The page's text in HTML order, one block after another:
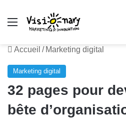
Menu
Accueil / Marketing digital
Marketing digital
32 pages pour
bête